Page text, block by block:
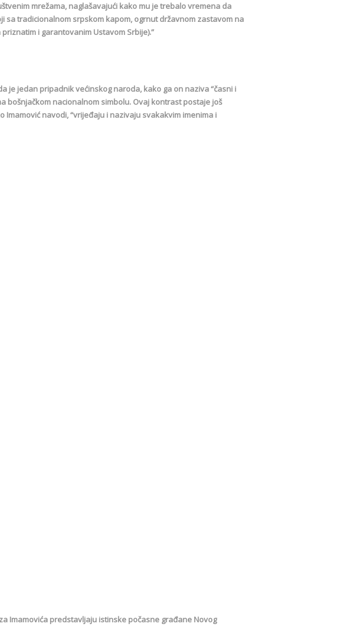
mrežama, naglašavajući kako mu je trebalo vremena da
sa tradicionalnom srpskom kapom, ogrnut državnom zastavom na
i garantovanim Ustavom Srbije).”
je jedan pripadnik većinskog naroda, kako ga on naziva “časni i
bošnjačkom nacionalnom simbolu. Ovaj kontrast postaje još
navodi, “vrijeđaju i nazivaju svakakvim imenima i
Imamovića predstavljaju istinske počasne građane Novog